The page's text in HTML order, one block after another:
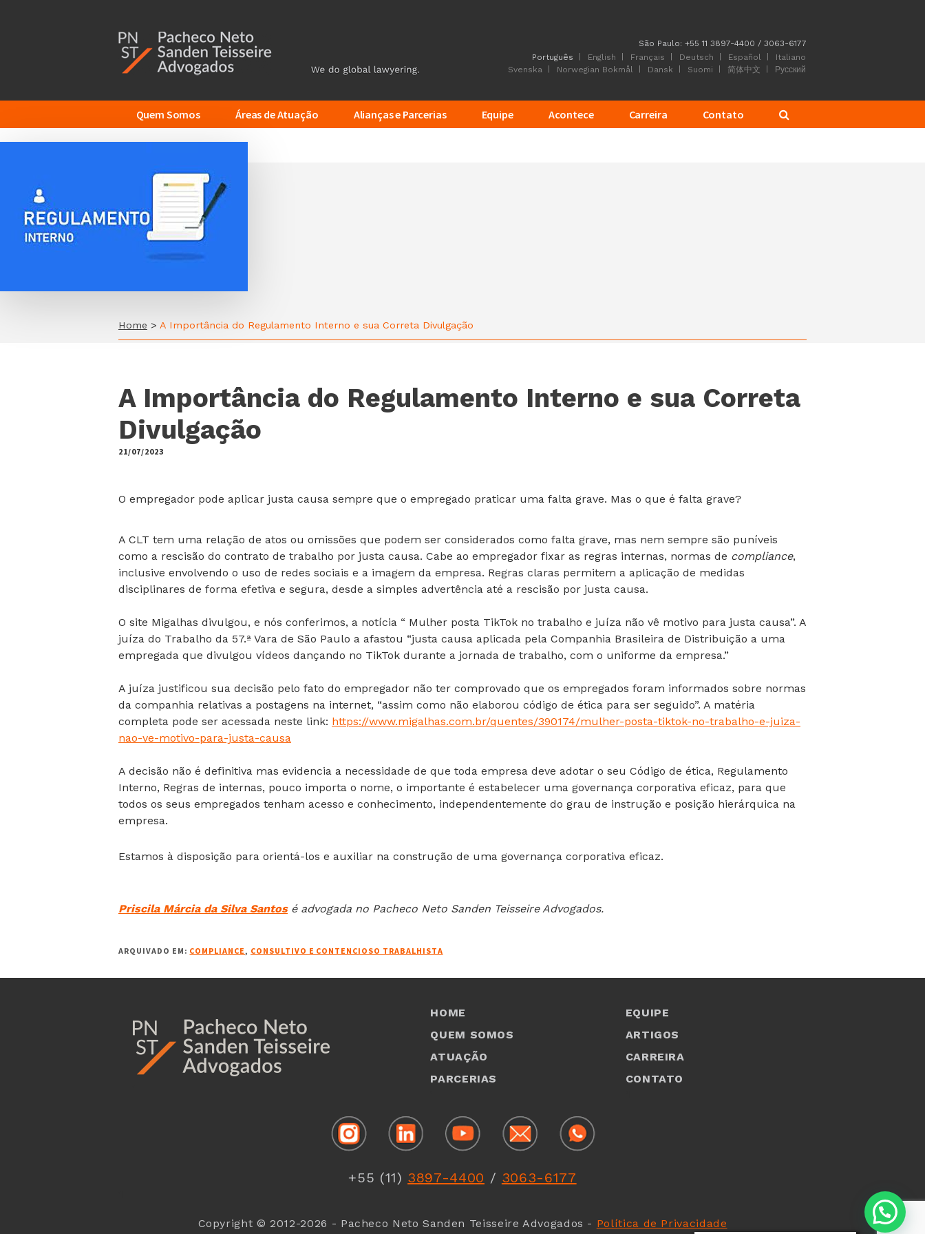
São Paulo: +55 11 3897-4400 / 3063-6177
Português
English Français Deutsch Español
Italiano
Svenska
Norwegian Bokmål Dansk Suomi 简体中文 Русский
Quem Somos Áreas de Atuação Alianças e Parcerias Equipe Acontece Carreira Contato
Home > A Importância do Regulamento Interno e sua Correta Divulgação
A Importância do Regulamento Interno e sua Correta
Divulgação
21/07/2023
O empregador pode aplicar justa causa sempre que o empregado praticar uma falta grave. Mas o que é falta grave?
A CLT tem uma relação de atos ou omissões que podem ser considerados como falta grave, mas nem sempre são puníveis
como a rescisão do contrato de trabalho por justa causa. Cabe ao empregador fixar as regras internas, normas de compliance,
inclusive envolvendo o uso de redes sociais e a imagem da empresa. Regras claras permitem a aplicação de medidas
disciplinares de forma efetiva e segura, desde a simples advertência até a rescisão por justa causa.
O site Migalhas divulgou, e nós conferimos, a notícia “ Mulher posta TikTok no trabalho e juíza não vê motivo para justa causa”. A
juíza do Trabalho da 57.ª Vara de São Paulo a afastou “justa causa aplicada pela Companhia Brasileira de Distribuição a uma
empregada que divulgou vídeos dançando no TikTok durante a jornada de trabalho, com o uniforme da empresa.”
A juíza justificou sua decisão pelo fato do empregador não ter comprovado que os empregados foram informados sobre normas
da companhia relativas a postagens na internet, “assim como não elaborou código de ética para ser seguido”. A matéria
completa pode ser acessada neste link: https://www.migalhas.com.br/quentes/390174/mulher-posta-tiktok-no-trabalho-e-juiza-
nao-ve-motivo-para-justa-causa
A decisão não é definitiva mas evidencia a necessidade de que toda empresa deve adotar o seu Código de ética, Regulamento
Interno, Regras de internas, pouco importa o nome, o importante é estabelecer uma governança corporativa eficaz, para que
todos os seus empregados tenham acesso e conhecimento, independentemente do grau de instrução e posição hierárquica na
empresa.
Estamos à disposição para orientá-los e auxiliar na construção de uma governança corporativa eficaz.
Priscila Márcia da Silva Santosé advogada no Pacheco Neto Sanden Teisseire Advogados.
ARQUIVADO EM: COMPLIANCE, CONSULTIVO E CONTENCIOSO TRABALHISTA
HOME
QUEM SOMOS
ATUAÇÃO
PARCERIAS
EQUIPE
ARTIGOS
CARREIRA
CONTATO
+55 (11) 3897-4400 / 3063-6177
Copyright © 2012-2026 - Pacheco Neto Sanden Teisseire Advogados - Política de Privacidade